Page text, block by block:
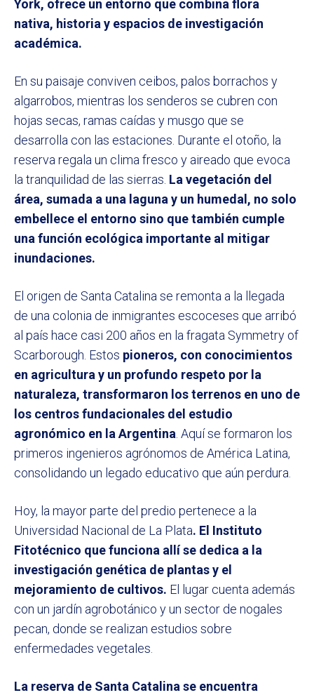
York, ofrece un entorno que combina flora
nativa, historia y espacios de investigación
académica.
En su paisaje conviven ceibos, palos borrachos y
algarrobos, mientras los senderos se cubren con
hojas secas, ramas caídas y musgo que se
desarrolla con las estaciones. Durante el otoño, la
reserva regala un clima fresco y aireado que evoca
la tranquilidad de las sierras. La vegetación del
área, sumada a una laguna y un humedal, no solo
embellece el entorno sino que también cumple
una función ecológica importante al mitigar
inundaciones.
El origen de Santa Catalina se remonta a la llegada
de una colonia de inmigrantes escoceses que arribó
al país hace casi 200 años en la fragata Symmetry of
Scarborough. Estos pioneros, con conocimientos
en agricultura y un profundo respeto por la
naturaleza, transformaron los terrenos en uno de
los centros fundacionales del estudio
agronómico en la Argentina . Aquí se formaron los
primeros ingenieros agrónomos de América Latina,
consolidando un legado educativo que aún perdura.
Hoy, la mayor parte del predio pertenece a la
Universidad Nacional de La Plata. El Instituto
Fitotécnico que funciona allí se dedica a la
investigación genética de plantas y el
mejoramiento de cultivos. El lugar cuenta además
con un jardín agrobotánico y un sector de nogales
pecan, donde se realizan estudios sobre
enfermedades vegetales.
La reserva de Santa Catalina se encuentra